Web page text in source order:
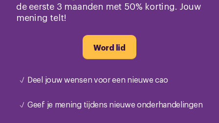
de eerste 3 maanden met 50% korting. Jouw
mening telt!
Word lid
Deel jouw wensen voor een nieuwe cao
Geef je mening tijdens nieuwe onderhandelingen